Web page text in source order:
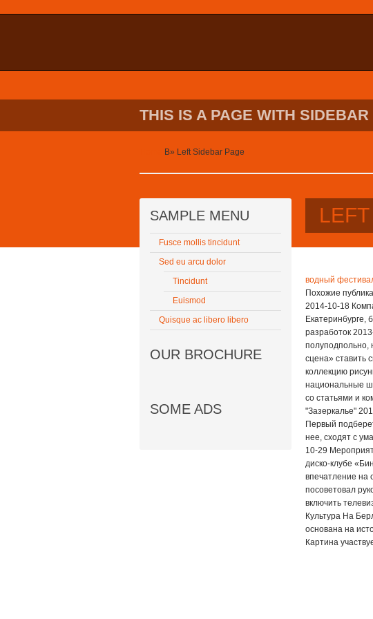
THIS IS A PAGE WITH SIDEBAR
В» Left Sidebar Page
SAMPLE MENU
Fusce mollis tincidunt
Sed eu arcu dolor
Tincidunt
Euismod
Quisque ac libero libero
OUR BROCHURE
SOME ADS
водный
Похожие
2014-10-18
Екатеринбурге,
разработок
полуподпольно,
сцена» ставить
коллекцию
национальные
со статьями и
"Зазеркалье"
Первый
нее, сходят с
10-29
диско-клубе
впечатление на
посоветовал
включить
Культура На
основана на
Картина